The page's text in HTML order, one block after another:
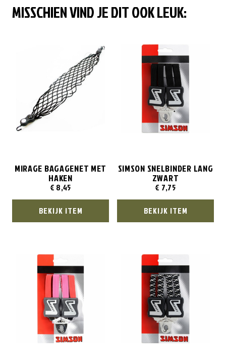
MISSCHIEN VIND JE DIT OOK LEUK:
MIRAGE BAGAGENET MET
HAKEN
€ 8,45
BEKIJK ITEM
SIMSON SNELBINDER LANG
ZWART
€ 7,75
BEKIJK ITEM